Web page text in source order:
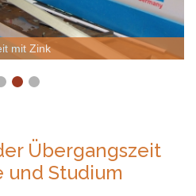
mit Zink
Übergangszeit
und Studium